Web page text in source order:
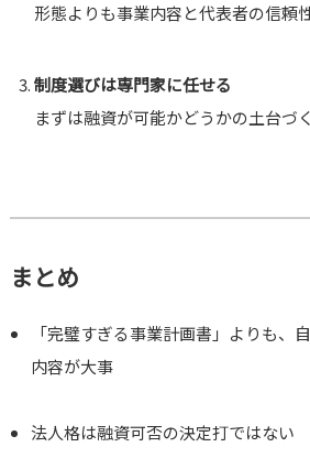
形態よりも事業内容と代表者の信頼
制度選びは専門家に任せる
まずは融資が可能かどうかの土台づ
まとめ
「完璧すぎる事業計画書」よりも、
内容が大事
法人格は融資可否の決定打ではない